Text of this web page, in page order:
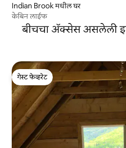
Indian Brook मधील घर
केबिन लाईफ
बीचचा ॲक्सेस असलेली
गेस्ट फेव्हरेट
गेस्ट फेव्हरेट